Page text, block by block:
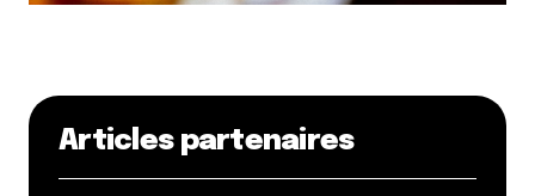
Articles partenaires